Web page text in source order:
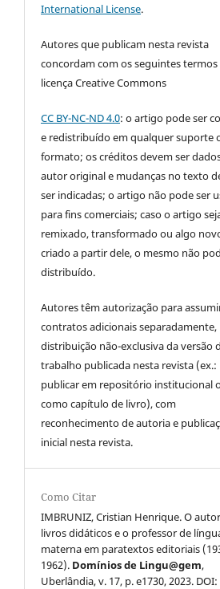
International License.
Autores que publicam nesta revista
concordam com os seguintes termos
licença Creative Commons
CC BY-NC-ND 4.0: o artigo pode ser
e redistribuído em qualquer suporte
formato; os créditos devem ser
autor original e mudanças no texto
ser indicadas; o artigo não pode ser
para fins comerciais; caso o artigo
remixado, transformado ou algo
criado a partir dele, o mesmo não
distribuído.
Autores têm autorização para
contratos adicionais separadamente,
distribuição não-exclusiva da versão
trabalho publicada nesta revista (ex.:
publicar em repositório institucional
como capítulo de livro), com
reconhecimento de autoria e
inicial nesta revista.
Como Citar
IMBRUNIZ, Cristian Henrique. O
livros didáticos e o professor de
materna em paratextos editoriais
1962). Domínios de Lingu@gem,
Uberlândia, v. 17, p. e1730, 2023. DOI: